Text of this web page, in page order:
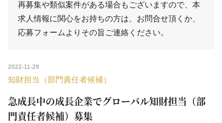
再募集や類似案件がある場合もございますので、本
求人情報に関心をお持ちの方は、 お問合せ頂くか、
応募フォーム よりその旨ご連絡ください。
2022-11-29
知財担当（部門責任者候補）
急成長中の成長企業でグローバル知財担当（部
門責任者候補）募集